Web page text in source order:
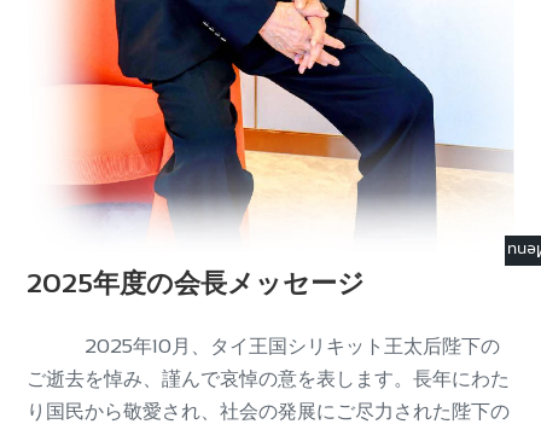
2025年度の会長メッセージ
2025年10月、タイ王国シリキット王太后陛下の
ご逝去を悼み、謹んで哀悼の意を表します。長年にわた
り国民から敬愛され、社会の発展にご尽力された陛下の
☰